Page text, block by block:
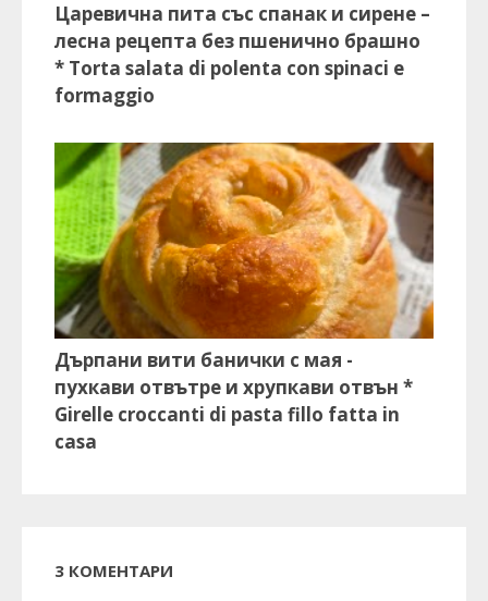
Царевична пита със спанак и сирене –
лесна рецепта без пшенично брашно
* Torta salata di polenta con spinaci e
formaggio
Дърпани вити банички с мая -
пухкави отвътре и хрупкави отвън *
Girelle croccanti di pasta fillo fatta in
casa
3 КОМЕНТАРИ